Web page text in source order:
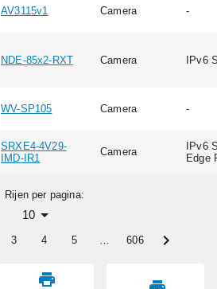
AV3115v1 Camera -
NDE-85x2-RXT Camera IPv6
WV-SP105 Camera -
SRXE4-4V29-
IMD-IR1
Camera
IPv6
Edge
Rijen per pagina:
10
3 4 5 … 606